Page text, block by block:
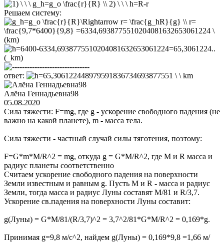
Решаем систему:
ответ:
Алёна Геннадьевна98
05.08.2020
Сила тяжести: F=mg, где g - ускорение свободного падения (не
важно на какой планете), m - масса тела.
Сила тяжести - частный случай силы тяготения, поэтому:
F=G*m*M/R^2 = mg, откуда g = G*M/R^2, где M и R масса и
радиус планеты соответственно
Считаем ускорение свободного падения на поверхности
Земли известным и равным g. Пусть M и R - масса и радиус
Земли, тогда масса и радиус Луны составят M/81 и R/3,7.
Ускорение св.падения на поверхности Луны составит:
g(Луны) = G*M/81/(R/3,7)^2 = 3,7^2/81*G*M/R^2 = 0,169*g.
Принимая g=9,8 м/с^2, найдем g(Луны) = 0,169*9,8 =1,66 м/